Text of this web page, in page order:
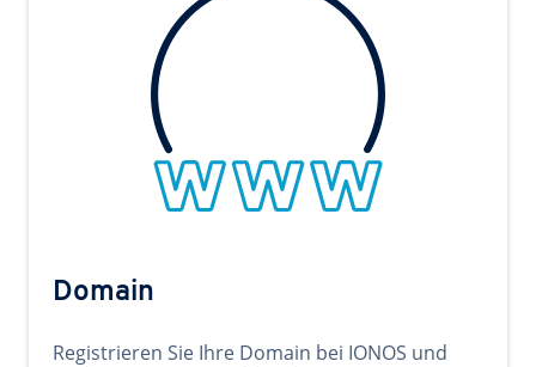
Domain
Registrieren Sie Ihre Domain bei IONOS und